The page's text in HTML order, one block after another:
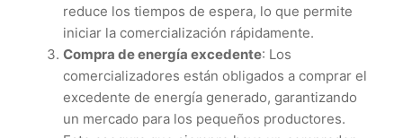
reduce los tiempos de espera, lo que permite
iniciar la comercialización rápidamente.
Compra de energía excedente: Los
comercializadores están obligados a comprar el
excedente de energía generado, garantizando
un mercado para los pequeños productores.